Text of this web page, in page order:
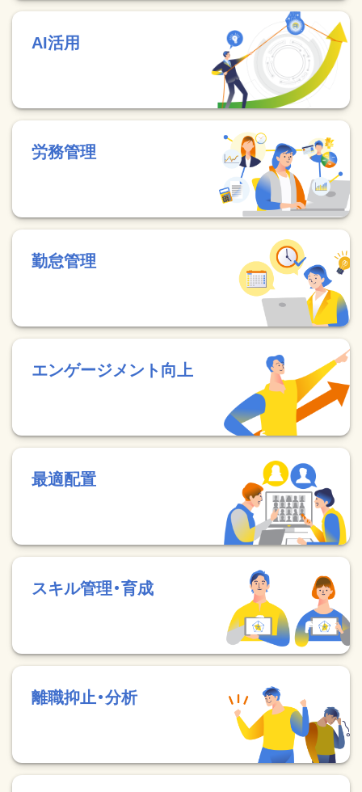
AI活用
労務管理
勤怠管理
エンゲージメント向上
最適配置
スキル管理・育成
離職抑止・分析